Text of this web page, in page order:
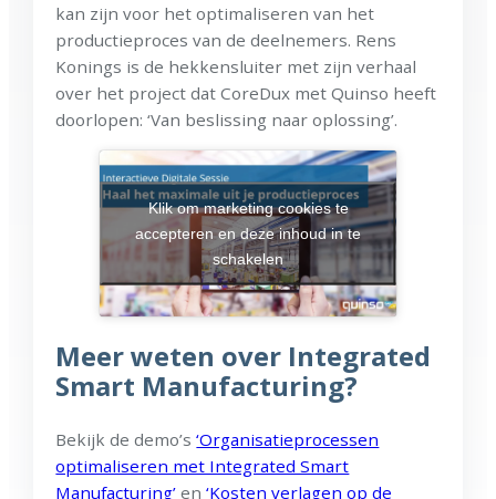
kan zijn voor het optimaliseren van het
productieproces van de deelnemers. Rens
Konings is de hekkensluiter met zijn verhaal
over het project dat CoreDux met Quinso heeft
doorlopen: ‘Van beslissing naar oplossing’.
Klik om marketing cookies te
accepteren en deze inhoud in te
schakelen
Meer weten over Integrated
Smart Manufacturing?
Bekijk de demo’s‘Organisatieprocessen
optimaliseren met Integrated Smart
Manufacturing’ en‘Kosten verlagen op de